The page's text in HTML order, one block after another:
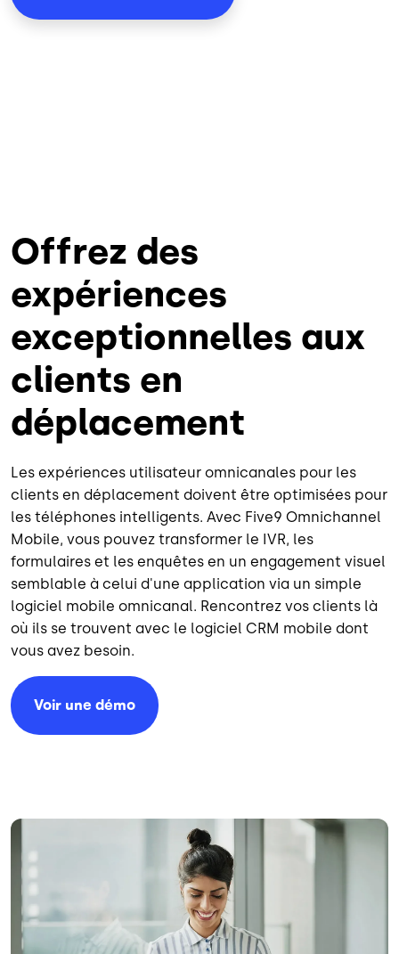
Offrez des
expériences
exceptionnelles aux
clients en
déplacement
Les expériences utilisateur omnicanales pour les
clients en déplacement doivent être optimisées pour
les téléphones intelligents. Avec Five9 Omnichannel
Mobile, vous pouvez transformer le IVR, les
formulaires et les enquêtes en un engagement visuel
semblable à celui d'une application via un simple
logiciel mobile omnicanal. Rencontrez vos clients là
où ils se trouvent avec le logiciel CRM mobile dont
vous avez besoin.
Voir une démo
Image